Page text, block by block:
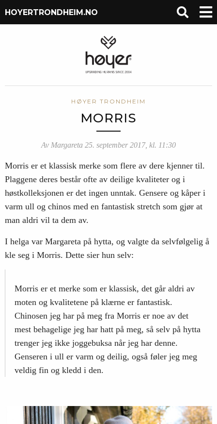
HOYERTRONDHEIM.NO
HØYER TRONDHEIM
MORRIS
Av Margareta 25. september 2017, kl. 11:30
Morris er et klassisk merke som flere av dere kjenner til.
Plaggene deres består ofte av deilige kvaliteter og i
høstkolleksjonen er det ingen unntak. Gensere og kåper i
varm ull og chinos med en fantastisk stretch som gjør at
man aldri vil ta dem av.
I helga var Margareta på hytta, og valgte da selvfølgelig å
kle seg i Morris. Dette sier hun selv:
Morris er et merke som er klassisk, det går aldri av
moten og kvalitetene på klærne er fantastisk.
Chinosen jeg har på meg fra Morris er noe av det
mest behagelige jeg har hatt på meg, så selv på hytta
trenger jeg ikke joggebuksa når jeg har denne.
Genseren i ull er varm og deilig, også føler jeg meg
veldig fin og kledd i den.